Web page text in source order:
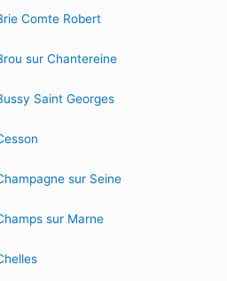
Comte Robert
sur Chantereine
Saint Georges
sur Seine
sur Marne